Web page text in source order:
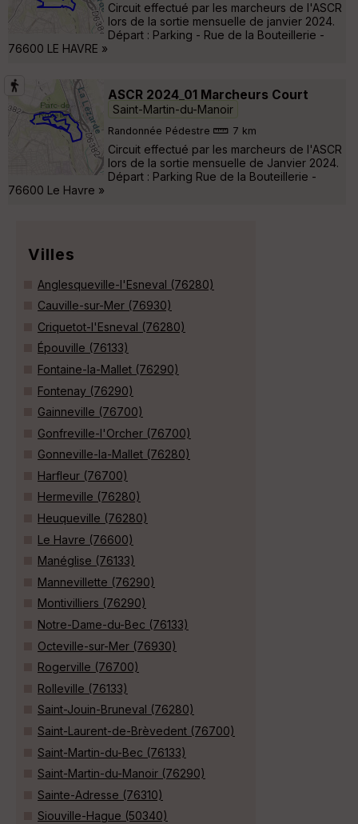
Circuit effectué par les marcheurs de l'ASCR
lors de la sortie mensuelle de janvier 2024.
Départ : Parking - Rue de la Bouteillerie -
76600 LE HAVRE »
ASCR 2024_01 Marcheurs Court
Saint-Martin-du-Manoir
Randonnée Pédestre 7 km
Circuit effectué par les marcheurs de l'ASCR
lors de la sortie mensuelle de Janvier 2024.
Départ : Parking Rue de la Bouteillerie -
76600 Le Havre »
Villes
Anglesqueville-l'Esneval (76280)
Cauville-sur-Mer (76930)
Criquetot-l'Esneval (76280)
Épouville (76133)
Fontaine-la-Mallet (76290)
Fontenay (76290)
Gainneville (76700)
Gonfreville-l'Orcher (76700)
Gonneville-la-Mallet (76280)
Harfleur (76700)
Hermeville (76280)
Heuqueville (76280)
Le Havre (76600)
Manéglise (76133)
Mannevillette (76290)
Montivilliers (76290)
Notre-Dame-du-Bec (76133)
Octeville-sur-Mer (76930)
Rogerville (76700)
Rolleville (76133)
Saint-Jouin-Bruneval (76280)
Saint-Laurent-de-Brèvedent (76700)
Saint-Martin-du-Bec (76133)
Saint-Martin-du-Manoir (76290)
Sainte-Adresse (76310)
Siouville-Hague (50340)